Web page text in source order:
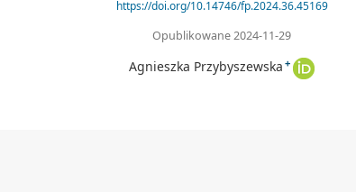
https://doi.org/10.14746/fp.2024.36.45169
Opublikowane 2024-11-29
Agnieszka Przybyszewska +